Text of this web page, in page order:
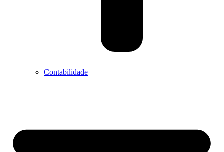
Contabilidade